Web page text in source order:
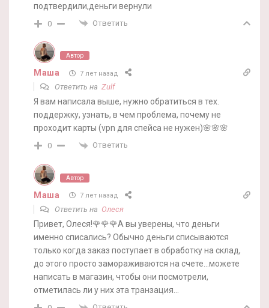
подтвердили,деньги вернули
0 Ответить
Автор
Маша 7 лет назад
Ответить на Zulf
Я вам написала выше, нужно обратиться в тех.
поддержку, узнать, в чем проблема, почему не
проходит карты (vpn для спейса не нужен)🌸🌸🌸
0 Ответить
Автор
Маша 7 лет назад
Ответить на Олеся
Привет, Олеся!🌹🌹🌹А вы уверены, что деньги
именно списались? Обычно деньги списываются
только когда заказ поступает в обработку на склад,
до этого просто замораживаются на счете…можете
написать в магазин, чтобы они посмотрели,
отметилась ли у них эта транзация…